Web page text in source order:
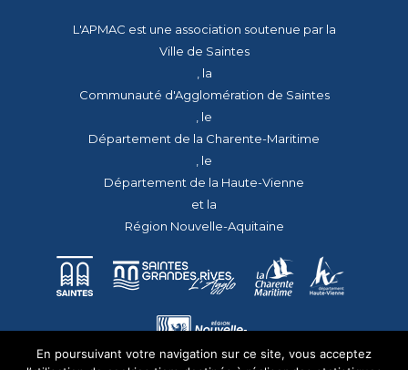
L'APMAC est une association soutenue par la
Ville de Saintes
, la
Communauté d'Agglomération de Saintes
, le
Département de la Charente-Maritime
, le
Département de la Haute-Vienne
et la
Région Nouvelle-Aquitaine
En poursuivant votre navigation sur ce site, vous acceptez